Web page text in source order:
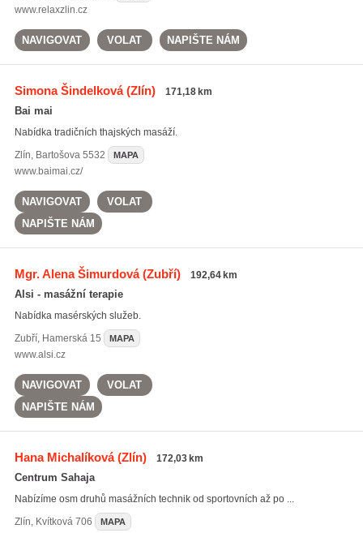
www.relaxzlin.cz
NAVIGOVAT VOLAT NAPIŠTE NÁM
Simona Šindelková(Zlín) 171,18 km
Bai mai
Nabídka tradičních thajských masáží.
Zlín, Bartošova 5532 MAPA
www.baimai.cz/
NAVIGOVAT
VOLAT
NAPIŠTE NÁM
Mgr. Alena Šimurdová(Zubří) 192,64 km
Alsi - masážní terapie
Nabídka masérských služeb.
Zubří, Hamerská 15 MAPA
www.alsi.cz
NAVIGOVAT
VOLAT
NAPIŠTE NÁM
Hana Michalíková(Zlín) 172,03 km
Centrum Sahaja
Nabízíme osm druhů masážních technik od sportovních až po ...
Zlín, Kvítková 706 MAPA